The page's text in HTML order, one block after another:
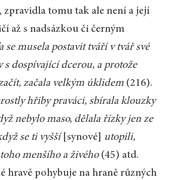
tomu tak ale není a její
až s nadsázkou či černým
se musela postavit tváří v tvář své
s dospívající dcerou, a protože
začala velkým úklidem(216).
hřiby praváci, sbírala klouzky
nebylo maso, dělala řízky jen ze
se ti vyšší [synové]
utopili,
menšího a živého(45) atd.
hravě pohybuje na hraně různých